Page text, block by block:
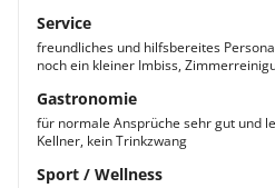
Service
freundliches und hilfsbereites
noch ein kleiner Imbiss,
Gastronomie
für normale Ansprüche sehr gut und
Kellner, kein Trinkzwang
Sport / Wellness